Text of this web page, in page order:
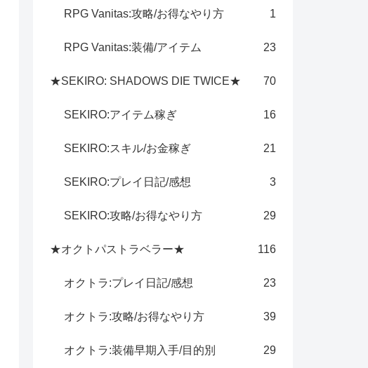
RPG Vanitas:攻略/お得なやり方 1
RPG Vanitas:装備/アイテム 23
★SEKIRO: SHADOWS DIE TWICE★ 70
SEKIRO:アイテム稼ぎ 16
SEKIRO:スキル/お金稼ぎ 21
SEKIRO:プレイ日記/感想 3
SEKIRO:攻略/お得なやり方 29
★オクトパストラベラー★ 116
オクトラ:プレイ日記/感想 23
オクトラ:攻略/お得なやり方 39
オクトラ:装備早期入手/目的別 29